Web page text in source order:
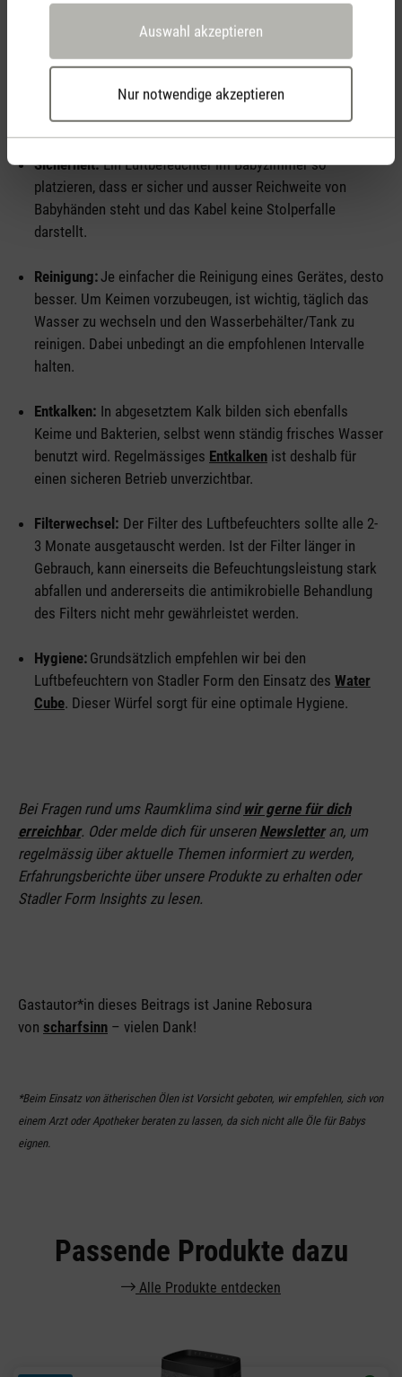
Auswahl akzeptieren
Nur notwendige akzeptieren
regelmässig zu reinigen und den Filter rechtzeitig
Das gilt es bei der Benutzung eines
Luftbefeuchters zu beachten:
Sicherheit:Ein Luftbefeuchter im Babyzimmer so
platzieren, dass er sicher und ausser Reichweite von
Babyhänden steht und das Kabel keine Stolperfalle
darstellt.
Reinigung:Je einfacher die Reinigung eines Gerätes, desto
besser. Um Keimen vorzubeugen, ist wichtig, täglich das
Wasser zu wechseln und den Wasserbehälter/Tank zu
reinigen. Dabei unbedingt an die empfohlenen Intervalle
halten.
Entkalken: In abgesetztem Kalk bilden sich ebenfalls
Keime und Bakterien, selbst wenn ständig frisches Wasser
benutzt wird. Regelmässiges Entkalken ist deshalb für
einen sicheren Betrieb unverzichtbar.
Filterwechsel: Der Filter des Luftbefeuchters sollte alle 2-
3 Monate ausgetauscht werden. Ist der Filter länger in
Gebrauch, kann einerseits die Befeuchtungsleistung stark
abfallen und andererseits die antimikrobielle Behandlung
des Filters nicht mehr gewährleistet werden.
Hygiene: Grundsätzlich empfehlen wir bei den
Luftbefeuchtern von Stadler Form den Einsatz des Water
Cube. Dieser Würfel sorgt für eine optimale Hygiene.
Bei Fragen rund ums Raumklima sind wir gerne für dich
erreichbar. Oder melde dich für unseren Newsletteran, um
regelmässig über aktuelle Themen informiert zu werden,
Erfahrungsberichte über unsere Produkte zu erhalten oder
Stadler Form Insights zu lesen.
Gastautor*in dieses Beitrags ist Janine Rebosura
von scharfsinn – vielen Dank!
*Beim Einsatz von ätherischen Ölen ist Vorsicht geboten, wir empfehlen, sich von
einem Arzt oder Apotheker beraten zu lassen, da sich nicht alle Öle für Babys
eignen.
Passende Produkte dazu
Alle Produkte entdecken